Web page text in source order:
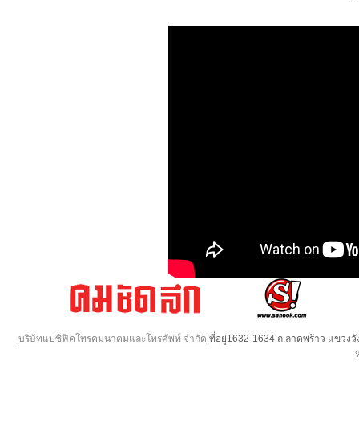
บริษัทแปซิฟิคโทรคมนาคมและโทรศัพท์ จำกัด ที่อยู่1632-1634 ถ.ลาดพร้าว แขวง